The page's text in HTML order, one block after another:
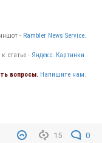
- Rambler News Service.
статье - Яндекс. Картинки.
вопросы. Напишите нам.
15 0